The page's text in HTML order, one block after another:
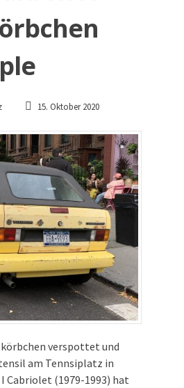
15. Oktober 2020
verspottet und
am Tennsiplatz in
Cabriolet (1979-1993) hat